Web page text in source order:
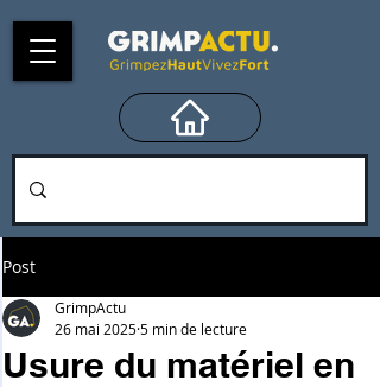
Post
Usure du matériel en
GrimpActu
26 mai 20255 min de lecture